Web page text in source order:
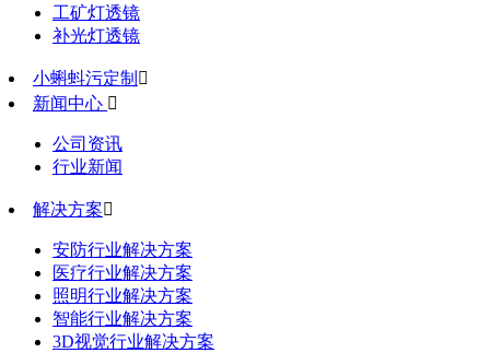
工矿灯透镜
补光灯透镜
小蝌蚪污定制 
新闻中心 
公司资讯
行业新闻
解决方案
安防行业解决方案
医疗行业解决方案
照明行业解决方案
智能行业解决方案
3D视觉行业解决方案